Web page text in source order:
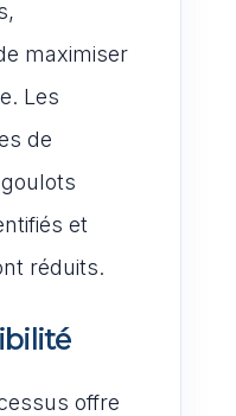
maximiser
Les
de
et
réduits.
offre